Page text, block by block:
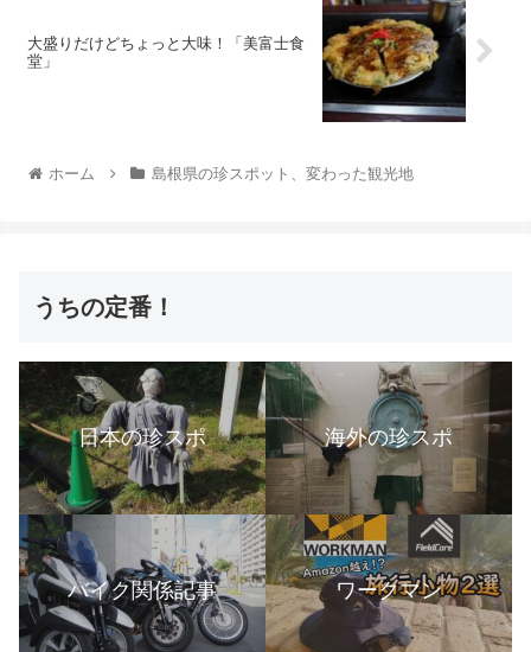
大盛りだけどちょっと大味！「美富士食
堂」
ホーム 島根県の珍スポット、変わった観光地
うちの定番！
日本の珍スポ 海外の珍スポ
バイク関係記事 ワークマン